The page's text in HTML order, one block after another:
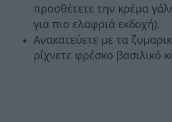
προσθέτετε την κρέμα
για πιο ελαφριά εκδοχή).
Ανακατεύετε με τα
ρίχνετε φρέσκο βασιλικό